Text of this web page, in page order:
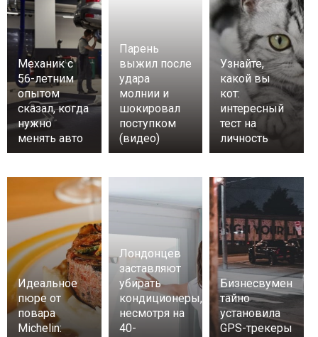
Механик с
56-летним
опытом
сказал, когда
нужно
менять авто
Парень
выжил после
удара
молнии и
шокировал
поступком
(видео)
Узнайте,
какой вы
кот:
интересный
тест на
личность
Идеальное
пюре от
повара
Michelin:
Лондонцев
заставляют
убирать
кондиционеры,
несмотря на
40-
Бизнесвумен
тайно
установила
GPS-трекеры